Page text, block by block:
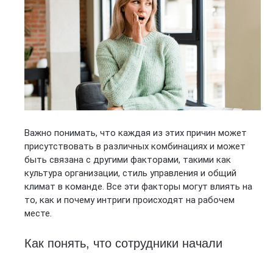
Важно понимать, что каждая из этих причин может
присутствовать в различных комбинациях и может
быть связана с другими факторами, такими как
культура организации, стиль управления и общий
климат в команде. Все эти факторы могут влиять на
то, как и почему интриги происходят на рабочем
месте.
Как понять, что сотрудники начали